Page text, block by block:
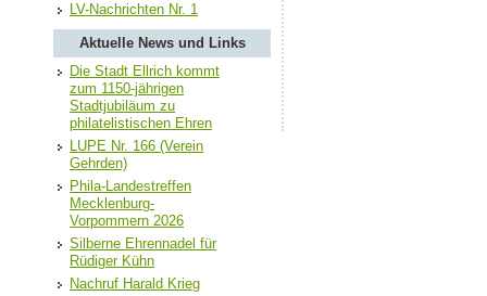
LV-Nachrichten Nr. 1
Aktuelle News und Links
Die Stadt Ellrich kommt
zum 1150-jährigen
Stadtjubiläum zu
philatelistischen Ehren
LUPE Nr. 166 (Verein
Gehrden)
Phila-Landestreffen
Mecklenburg-
Vorpommern 2026
Silberne Ehrennadel für
Rüdiger Kühn
Nachruf Harald Krieg